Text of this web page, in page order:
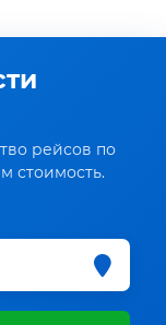
рейсов по
стоимость.